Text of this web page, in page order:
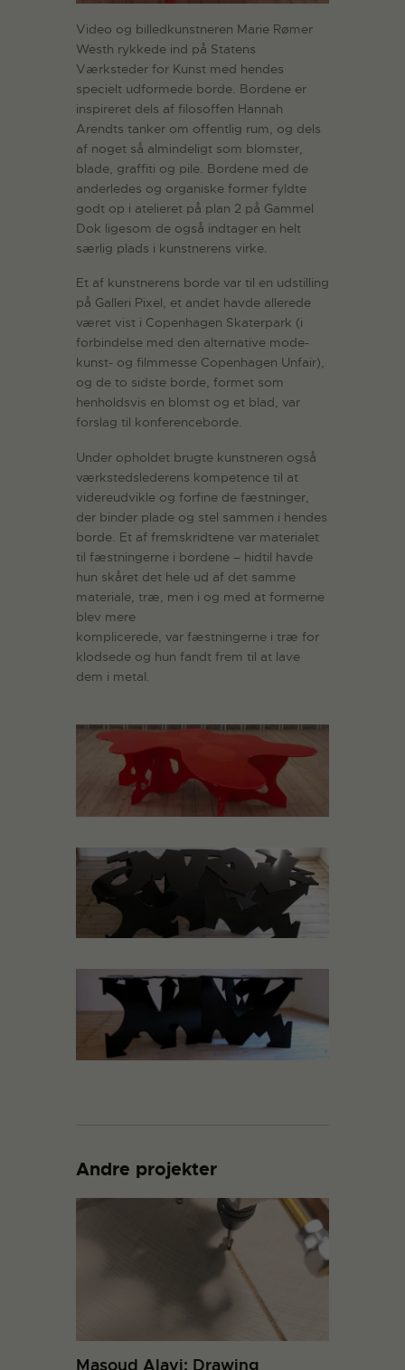
Video og billedkunstneren Marie Rømer
Westh rykkede ind på Statens
Værksteder for Kunst med hendes
specielt udformede borde. Bordene er
inspireret dels af filosoffen Hannah
Arendts tanker om offentlig rum, og dels
af noget så almindeligt som blomster,
blade, graffiti og pile. Bordene med de
anderledes og organiske former fyldte
godt op i atelieret på plan 2 på Gammel
Dok ligesom de også indtager en helt
særlig plads i kunstnerens virke.
Et af kunstnerens borde var til en udstilling
på Galleri Pixel, et andet havde allerede
været vist i Copenhagen Skaterpark (i
forbindelse med den alternative mode-
kunst- og filmmesse Copenhagen Unfair),
og de to sidste borde, formet som
henholdsvis en blomst og et blad, var
forslag til konferenceborde.
Under opholdet brugte kunstneren også
værkstedslederens kompetence til at
videreudvikle og forfine de fæstninger,
der binder plade og stel sammen i hendes
borde. Et af fremskridtene var materialet
til fæstningerne i bordene – hidtil havde
hun skåret det hele ud af det samme
materiale, træ, men i og med at formerne
blev mere
komplicerede, var fæstningerne i træ for
klodsede og hun fandt frem til at lave
dem i metal.
Andre projekter
Masoud Alavi: Drawing